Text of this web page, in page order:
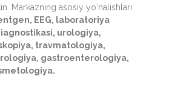
Markazning asosiy yo‘nalishlari:
EEG, laboratoriya
urologiya,
travmatologiya,
gastroenterologiya,